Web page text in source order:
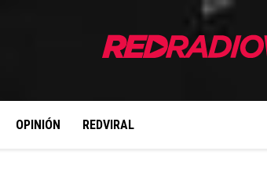
OPINIÓN REDVIRAL